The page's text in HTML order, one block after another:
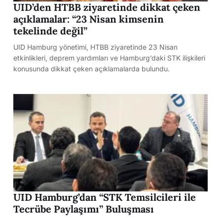
UID’den HTBB ziyaretinde dikkat çeken
açıklamalar: “23 Nisan kimsenin
tekelinde değil”
UID Hamburg yönetimi, HTBB ziyaretinde 23 Nisan
etkinlikleri, deprem yardımları ve Hamburg’daki STK ilişkileri
konusunda dikkat çeken açıklamalarda bulundu.
UID Hamburg’dan “STK Temsilcileri ile
Tecrübe Paylaşımı” Buluşması